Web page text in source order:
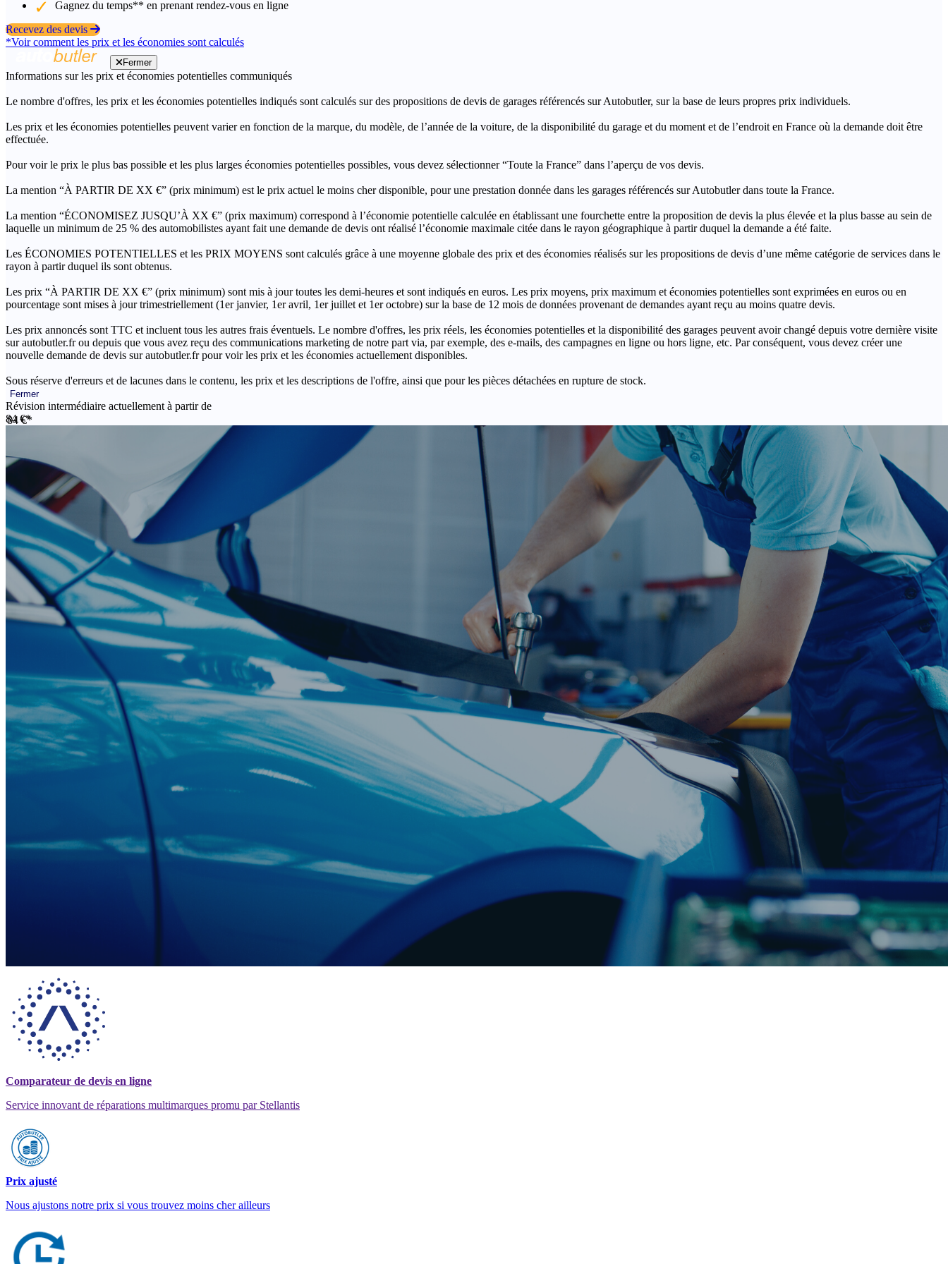
Gagnez du temps** en prenant rendez-vous en ligne
Recevez des devis
*Voir comment les prix et les économies sont calculés
Fermer
Informations sur les prix et économies potentielles communiqués
Le nombre d'offres, les prix et les économies potentielles indiqués sont calculés sur des propositions de devis de garages référencés sur Autobutler, sur la base de leurs propres prix individuels.
Les prix et les économies potentielles peuvent varier en fonction de la marque, du modèle, de l’année de la voiture, de la disponibilité du garage et du moment et de l’endroit en France où la demande doit être
effectuée.
Pour voir le prix le plus bas possible et les plus larges économies potentielles possibles, vous devez sélectionner “Toute la France” dans l’aperçu de vos devis.
La mention “À PARTIR DE XX €” (prix minimum) est le prix actuel le moins cher disponible, pour une prestation donnée dans les garages référencés sur Autobutler dans toute la France.
La mention “ÉCONOMISEZ JUSQU’À XX €” (prix maximum) correspond à l’économie potentielle calculée en établissant une fourchette entre la proposition de devis la plus élevée et la plus basse au sein de
laquelle un minimum de 25 % des automobilistes ayant fait une demande de devis ont réalisé l’économie maximale citée dans le rayon géographique à partir duquel la demande a été faite.
Les ÉCONOMIES POTENTIELLES et les PRIX MOYENS sont calculés grâce à une moyenne globale des prix et des économies réalisés sur les propositions de devis d’une même catégorie de services dans le
rayon à partir duquel ils sont obtenus.
Les prix “À PARTIR DE XX €” (prix minimum) sont mis à jour toutes les demi-heures et sont indiqués en euros. Les prix moyens, prix maximum et économies potentielles sont exprimées en euros ou en
pourcentage sont mises à jour trimestriellement (1er janvier, 1er avril, 1er juillet et 1er octobre) sur la base de 12 mois de données provenant de demandes ayant reçu au moins quatre devis.
Les prix annoncés sont TTC et incluent tous les autres frais éventuels. Le nombre d'offres, les prix réels, les économies potentielles et la disponibilité des garages peuvent avoir changé depuis votre dernière visite
sur autobutler.fr ou depuis que vous avez reçu des communications marketing de notre part via, par exemple, des e-mails, des campagnes en ligne ou hors ligne, etc. Par conséquent, vous devez créer une
nouvelle demande de devis sur autobutler.fr pour voir les prix et les économies actuellement disponibles.
Sous réserve d'erreurs et de lacunes dans le contenu, les prix et les descriptions de l'offre, ainsi que pour les pièces détachées en rupture de stock.
Fermer
Révision intermédiaire actuellement à partir de
84 €*
Comparateur de devis en ligne
Service innovant de réparations multimarques promu par Stellantis
Prix ajusté
Nous ajustons notre prix si vous trouvez moins cher ailleurs